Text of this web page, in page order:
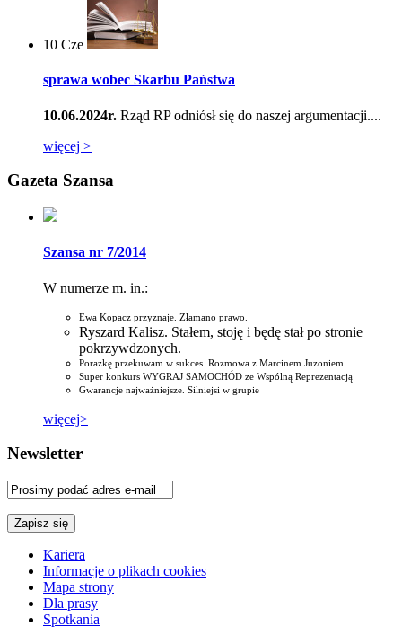
10 Cze
sprawa wobec Skarbu Państwa
10.06.2024r. Rząd RP odniósł się do naszej argumentacji....
więcej >
Gazeta Szansa
Szansa nr 7/2014
W numerze m. in.:
Ewa Kopacz przyznaje. Złamano prawo.
Ryszard Kalisz. Stałem, stoję i będę stał po stronie
pokrzywdzonych.
Porażkę przekuwam w sukces. Rozmowa z Marcinem Juzoniem
Super konkurs WYGRAJ SAMOCHÓD ze Wspólną Reprezentacją
Gwarancje najważniejsze. Silniejsi w grupie
więcej>
Newsletter
Kariera
Informacje o plikach cookies
Mapa strony
Dla prasy
Spotkania